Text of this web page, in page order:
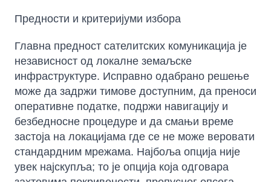
Предности и критеријуми избора
Главна предност сателитских комуникација је
независност од локалне земаљске
инфраструктуре. Исправно одабрано решење
може да задржи тимове доступним, да преноси
оперативне податке, подржи навигацију и
безбедносне процедуре и да смањи време
застоја на локацијама где се не може веровати
стандардним мрежама. Најбоља опција није
увек најскупља; то је опција која одговара